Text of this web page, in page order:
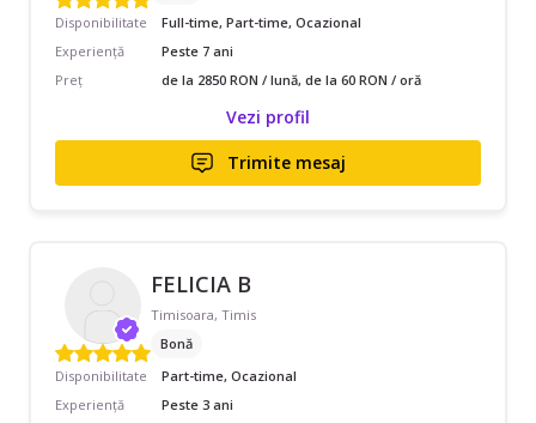
Disponibilitate
Full-time, Part-time, Ocazional
Experiență
Peste 7 ani
Preț
de la 2850 RON / lună, de la 60 RON / oră
Vezi profil
Trimite mesaj
FELICIA B
Timisoara, Timis
Bonă
Disponibilitate
Part-time, Ocazional
Experiență
Peste 3 ani